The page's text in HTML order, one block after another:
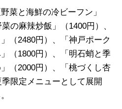
菜と海鮮の冷ビーフン」
の麻辣炒飯」（1400円）、
（2480円）、「神戸ポーク
（1800円）、「明石蛸と季
（2000円）、「桃づくし杏
限定メニューとして展開